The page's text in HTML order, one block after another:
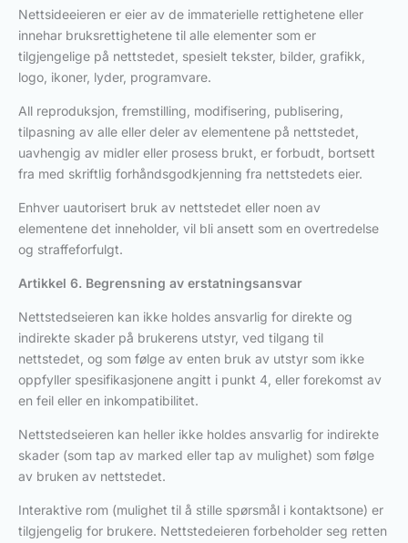
Nettsideeieren er eier av de immaterielle rettighetene eller
innehar bruksrettighetene til alle elementer som er
tilgjengelige på nettstedet, spesielt tekster, bilder, grafikk,
logo, ikoner, lyder, programvare.
All reproduksjon, fremstilling, modifisering, publisering,
tilpasning av alle eller deler av elementene på nettstedet,
uavhengig av midler eller prosess brukt, er forbudt, bortsett
fra med skriftlig forhåndsgodkjenning fra nettstedets eier.
Enhver uautorisert bruk av nettstedet eller noen av
elementene det inneholder, vil bli ansett som en overtredelse
og straffeforfulgt.
Artikkel 6. Begrensning av erstatningsansvar
Nettstedseieren kan ikke holdes ansvarlig for direkte og
indirekte skader på brukerens utstyr, ved tilgang til
nettstedet, og som følge av enten bruk av utstyr som ikke
oppfyller spesifikasjonene angitt i punkt 4, eller forekomst av
en feil eller en inkompatibilitet.
Nettstedseieren kan heller ikke holdes ansvarlig for indirekte
skader (som tap av marked eller tap av mulighet) som følge
av bruken av nettstedet.
Interaktive rom (mulighet til å stille spørsmål i kontaktsone) er
tilgjengelig for brukere. Nettstedeieren forbeholder seg retten